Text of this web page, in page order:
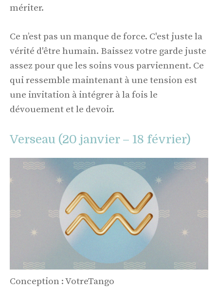
mériter.
Ce n’est pas un manque de force. C'est juste la
vérité d'être humain. Baissez votre garde juste
assez pour que les soins vous parviennent. Ce
qui ressemble maintenant à une tension est
une invitation à intégrer à la fois le
dévouement et le devoir.
Verseau (20 janvier – 18 février)
Conception : VotreTango